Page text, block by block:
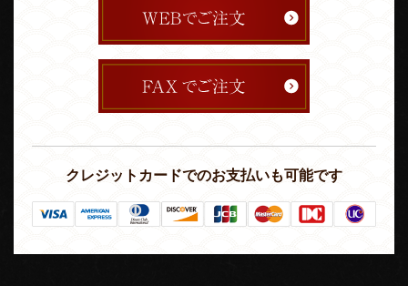
クレジットカードでのお支払いも可能です